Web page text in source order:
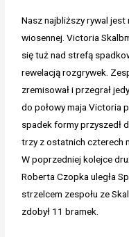
Nasz najbliższy rywal jest
wiosennej. Victoria
się tuż nad strefą
rewelacją rozgrywek.
zremisował i przegrał
do połowy maja Victoria
spadek formy przyszedł
trzy z ostatnich czterech
W poprzedniej kolejce
Roberta Czopka uległa
strzelcem zespołu ze
zdobył 11 bramek.